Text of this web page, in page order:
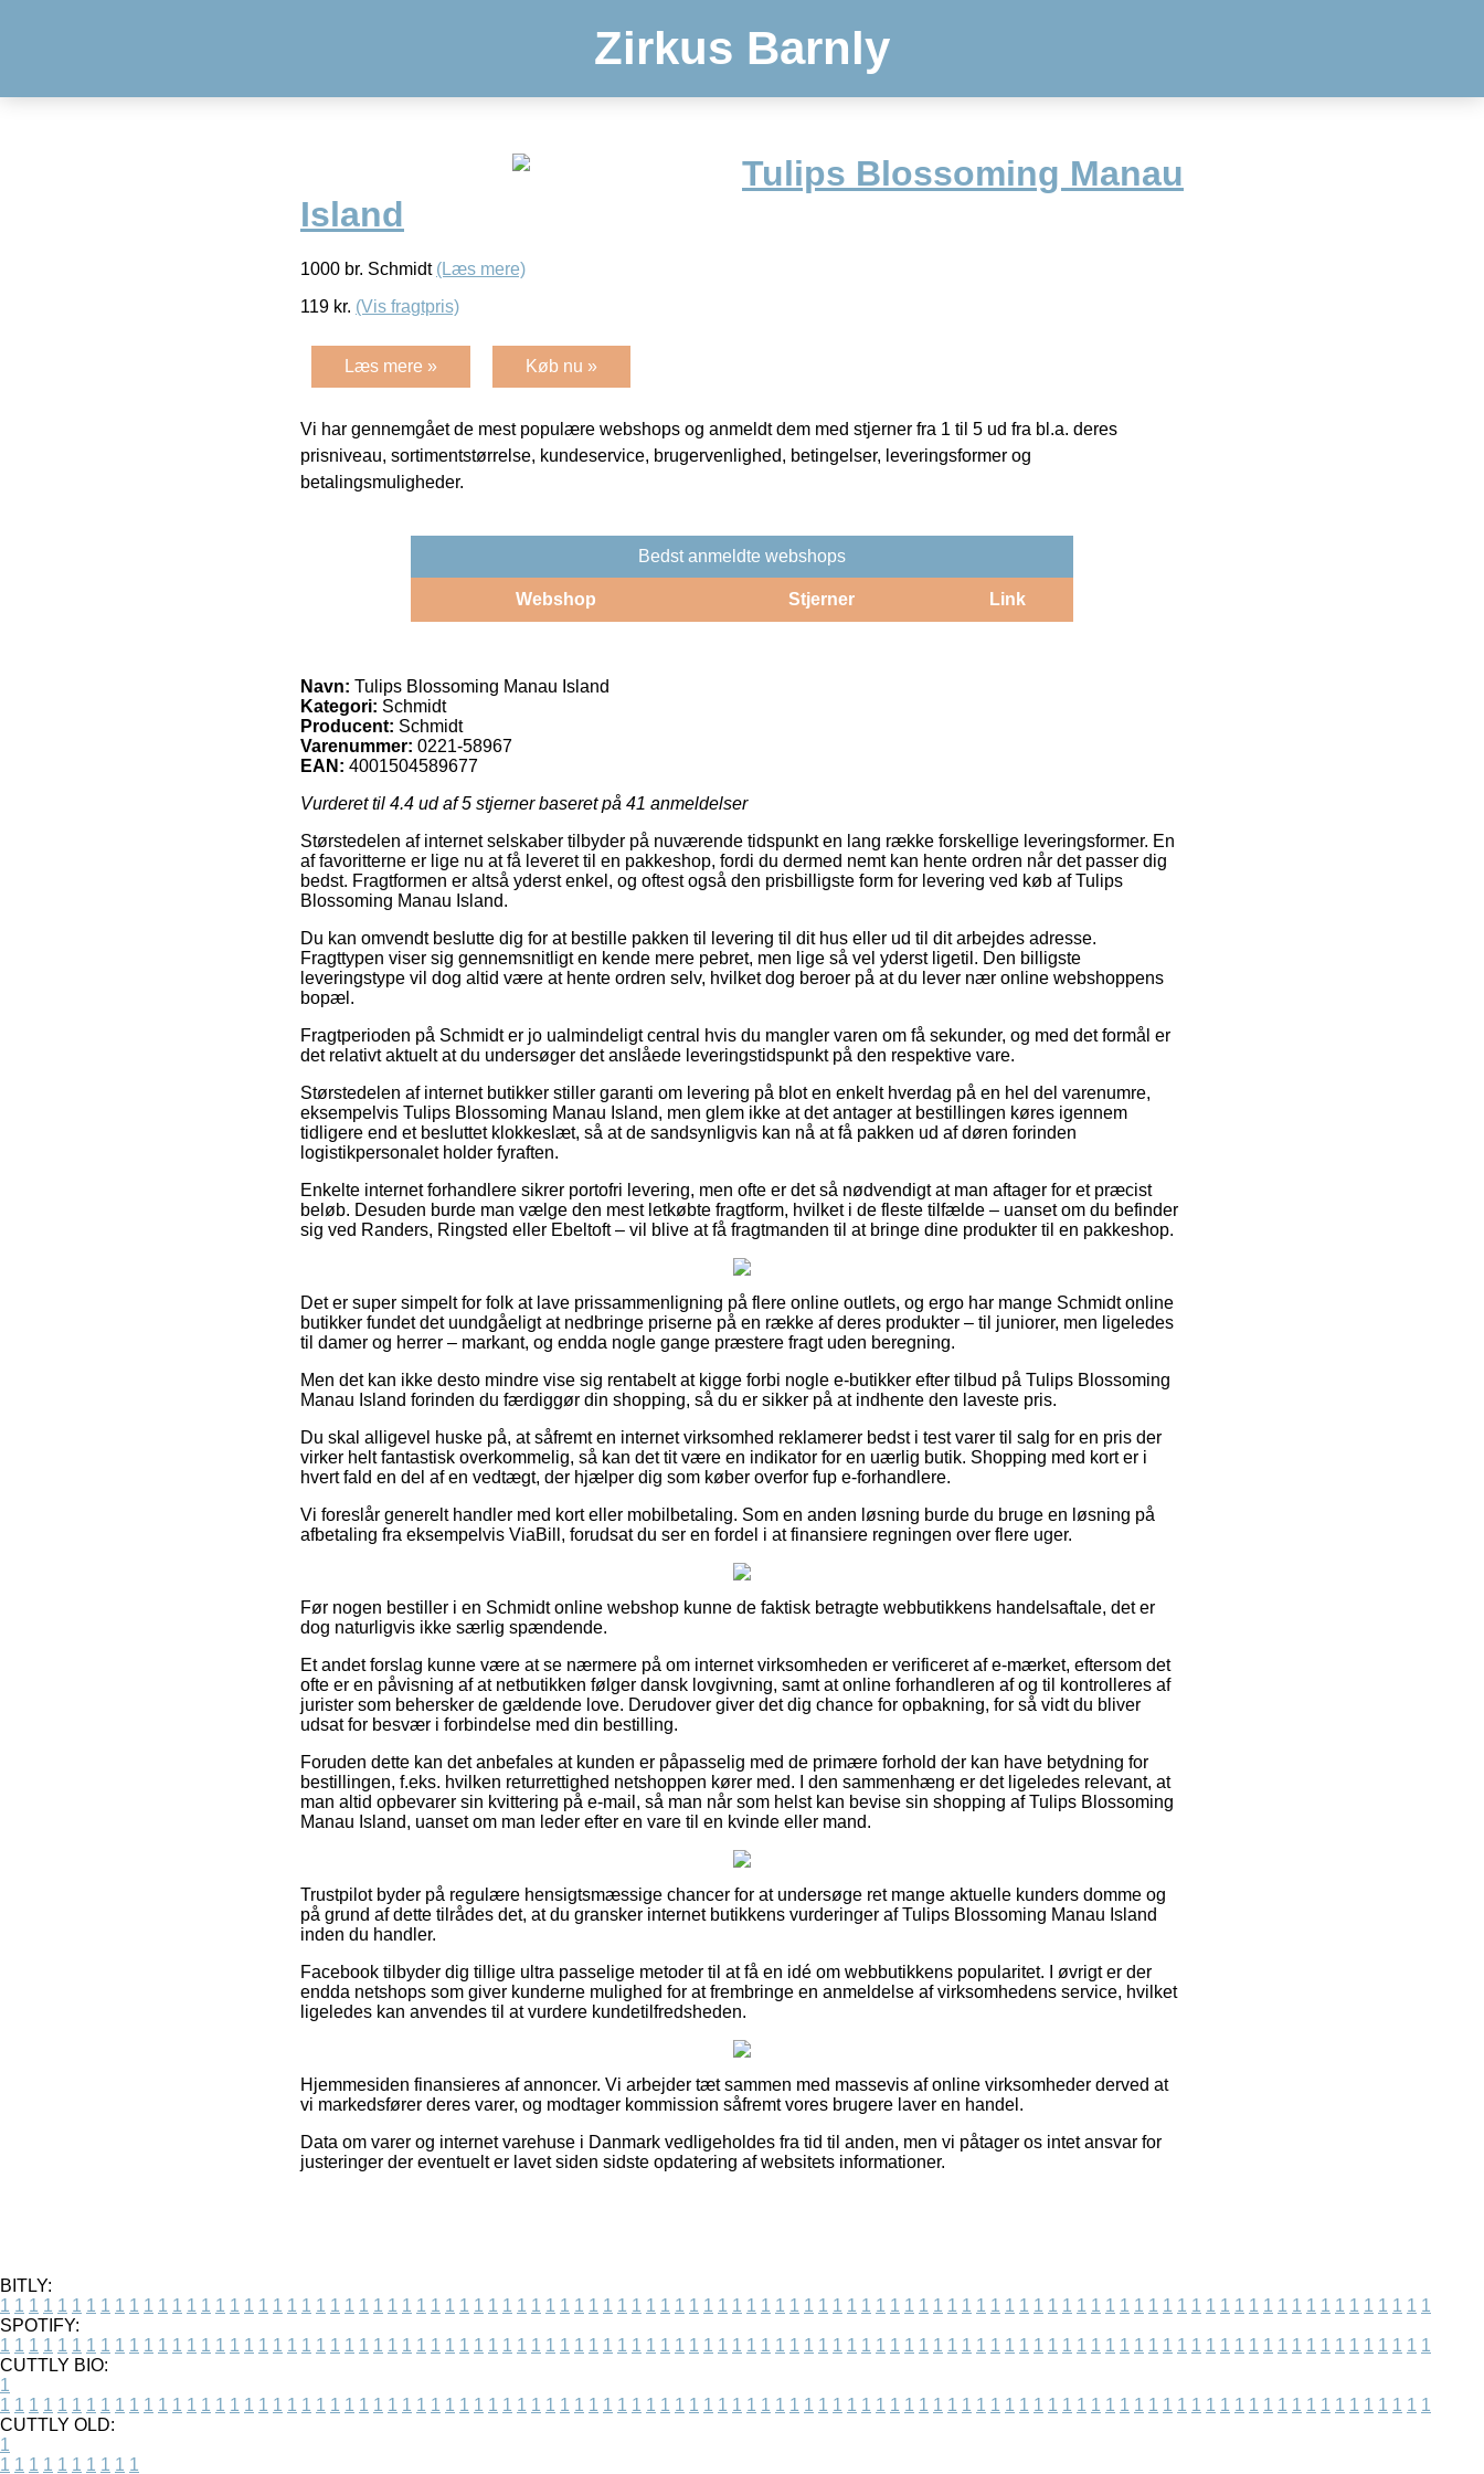
Zirkus Barnly
Tulips Blossoming Manau
Island
1000 br. Schmidt (Læs mere)
119 kr. (Vis fragtpris)
Læs mere » Køb nu »
Vi har gennemgået de mest populære webshops og anmeldt dem med stjerner fra 1 til 5 ud fra bl.a. deres
prisniveau, sortimentstørrelse, kundeservice, brugervenlighed, betingelser, leveringsformer og
betalingsmuligheder.
Bedst anmeldte webshops
Webshop Stjerner Link
Navn: Tulips Blossoming Manau Island
Kategori: Schmidt
Producent: Schmidt
Varenummer: 0221-58967
EAN: 4001504589677
Vurderet til 4.4 ud af 5 stjerner baseret på 41 anmeldelser
Størstedelen af internet selskaber tilbyder på nuværende tidspunkt en lang række forskellige leveringsformer. En
af favoritterne er lige nu at få leveret til en pakkeshop, fordi du dermed nemt kan hente ordren når det passer dig
bedst. Fragtformen er altså yderst enkel, og oftest også den prisbilligste form for levering ved køb af Tulips
Blossoming Manau Island.
Du kan omvendt beslutte dig for at bestille pakken til levering til dit hus eller ud til dit arbejdes adresse.
Fragttypen viser sig gennemsnitligt en kende mere pebret, men lige så vel yderst ligetil. Den billigste
leveringstype vil dog altid være at hente ordren selv, hvilket dog beroer på at du lever nær online webshoppens
bopæl.
Fragtperioden på Schmidt er jo ualmindeligt central hvis du mangler varen om få sekunder, og med det formål er
det relativt aktuelt at du undersøger det anslåede leveringstidspunkt på den respektive vare.
Størstedelen af internet butikker stiller garanti om levering på blot en enkelt hverdag på en hel del varenumre,
eksempelvis Tulips Blossoming Manau Island, men glem ikke at det antager at bestillingen køres igennem
tidligere end et besluttet klokkeslæt, så at de sandsynligvis kan nå at få pakken ud af døren forinden
logistikpersonalet holder fyraften.
Enkelte internet forhandlere sikrer portofri levering, men ofte er det så nødvendigt at man aftager for et præcist
beløb. Desuden burde man vælge den mest letkøbte fragtform, hvilket i de fleste tilfælde – uanset om du befinder
sig ved Randers, Ringsted eller Ebeltoft – vil blive at få fragtmanden til at bringe dine produkter til en pakkeshop.
Det er super simpelt for folk at lave prissammenligning på flere online outlets, og ergo har mange Schmidt online
butikker fundet det uundgåeligt at nedbringe priserne på en række af deres produkter – til juniorer, men ligeledes
til damer og herrer – markant, og endda nogle gange præstere fragt uden beregning.
Men det kan ikke desto mindre vise sig rentabelt at kigge forbi nogle e-butikker efter tilbud på Tulips Blossoming
Manau Island forinden du færdiggør din shopping, så du er sikker på at indhente den laveste pris.
Du skal alligevel huske på, at såfremt en internet virksomhed reklamerer bedst i test varer til salg for en pris der
virker helt fantastisk overkommelig, så kan det tit være en indikator for en uærlig butik. Shopping med kort er i
hvert fald en del af en vedtægt, der hjælper dig som køber overfor fup e-forhandlere.
Vi foreslår generelt handler med kort eller mobilbetaling. Som en anden løsning burde du bruge en løsning på
afbetaling fra eksempelvis ViaBill, forudsat du ser en fordel i at finansiere regningen over flere uger.
Før nogen bestiller i en Schmidt online webshop kunne de faktisk betragte webbutikkens handelsaftale, det er
dog naturligvis ikke særlig spændende.
Et andet forslag kunne være at se nærmere på om internet virksomheden er verificeret af e-mærket, eftersom det
ofte er en påvisning af at netbutikken følger dansk lovgivning, samt at online forhandleren af og til kontrolleres af
jurister som behersker de gældende love. Derudover giver det dig chance for opbakning, for så vidt du bliver
udsat for besvær i forbindelse med din bestilling.
Foruden dette kan det anbefales at kunden er påpasselig med de primære forhold der kan have betydning for
bestillingen, f.eks. hvilken returrettighed netshoppen kører med. I den sammenhæng er det ligeledes relevant, at
man altid opbevarer sin kvittering på e-mail, så man når som helst kan bevise sin shopping af Tulips Blossoming
Manau Island, uanset om man leder efter en vare til en kvinde eller mand.
Trustpilot byder på regulære hensigtsmæssige chancer for at undersøge ret mange aktuelle kunders domme og
på grund af dette tilrådes det, at du gransker internet butikkens vurderinger af Tulips Blossoming Manau Island
inden du handler.
Facebook tilbyder dig tillige ultra passelige metoder til at få en idé om webbutikkens popularitet. I øvrigt er der
endda netshops som giver kunderne mulighed for at frembringe en anmeldelse af virksomhedens service, hvilket
ligeledes kan anvendes til at vurdere kundetilfredsheden.
Hjemmesiden finansieres af annoncer. Vi arbejder tæt sammen med massevis af online virksomheder derved at
vi markedsfører deres varer, og modtager kommission såfremt vores brugere laver en handel.
Data om varer og internet varehuse i Danmark vedligeholdes fra tid til anden, men vi påtager os intet ansvar for
justeringer der eventuelt er lavet siden sidste opdatering af websitets informationer.
BITLY:
1 1 1 1 1 1 1 1 1 1 1 1 1 1 1 1 1 1 1 1 1 1 1 1 1 1 1 1 1 1 1 1 1 1 1 1 1 1 1 1 1 1 1 1 1 1 1 1 1 1 1 1 1 1 1 1 1 1 1 1 1 1 1 1 1 1 1 1 1 1 1 1 1 1 1 1 1 1 1 1 1 1 1 1 1 1 1 1 1 1 1 1 1 1 1 1 1 1 1 1
SPOTIFY:
1 1 1 1 1 1 1 1 1 1 1 1 1 1 1 1 1 1 1 1 1 1 1 1 1 1 1 1 1 1 1 1 1 1 1 1 1 1 1 1 1 1 1 1 1 1 1 1 1 1 1 1 1 1 1 1 1 1 1 1 1 1 1 1 1 1 1 1 1 1 1 1 1 1 1 1 1 1 1 1 1 1 1 1 1 1 1 1 1 1 1 1 1 1 1 1 1 1 1 1
CUTTLY BIO:
1
1 1 1 1 1 1 1 1 1 1 1 1 1 1 1 1 1 1 1 1 1 1 1 1 1 1 1 1 1 1 1 1 1 1 1 1 1 1 1 1 1 1 1 1 1 1 1 1 1 1 1 1 1 1 1 1 1 1 1 1 1 1 1 1 1 1 1 1 1 1 1 1 1 1 1 1 1 1 1 1 1 1 1 1 1 1 1 1 1 1 1 1 1 1 1 1 1 1 1 1
CUTTLY OLD:
1
1 1 1 1 1 1 1 1 1 1